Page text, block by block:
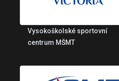
Vysokoškolské sportovní
centrum MŠMT